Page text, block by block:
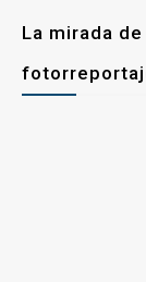
La mirada